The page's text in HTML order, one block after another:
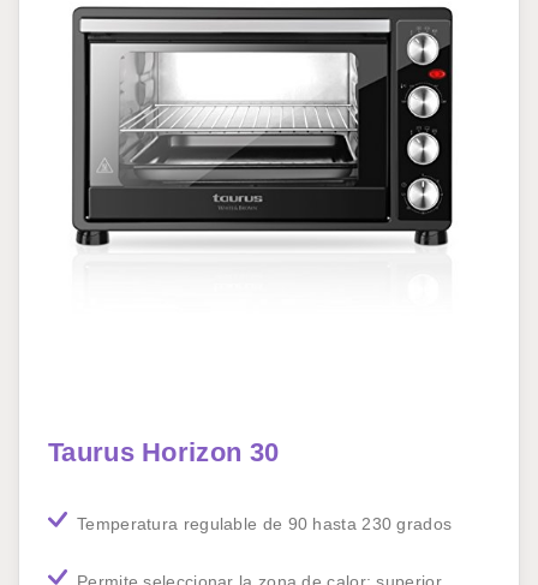
Taurus Horizon 30
Temperatura regulable de 90 hasta 230 grados